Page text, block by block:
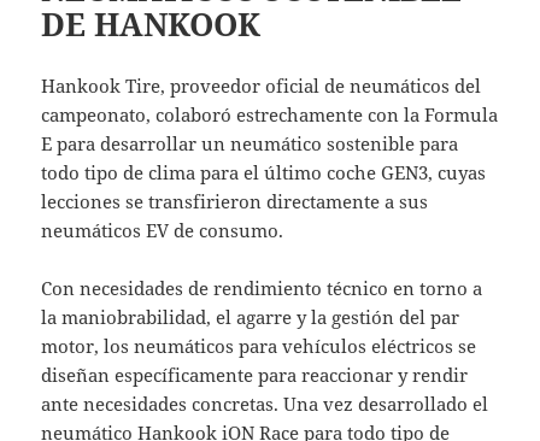
DE HANKOOK
Hankook Tire, proveedor oficial de neumáticos del
campeonato, colaboró estrechamente con la Formula
E para desarrollar un neumático sostenible para
todo tipo de clima para el último coche GEN3, cuyas
lecciones se transfirieron directamente a sus
neumáticos EV de consumo.
Con necesidades de rendimiento técnico en torno a
la maniobrabilidad, el agarre y la gestión del par
motor, los neumáticos para vehículos eléctricos se
diseñan específicamente para reaccionar y rendir
ante necesidades concretas. Una vez desarrollado el
neumático Hankook iON Race para todo tipo de